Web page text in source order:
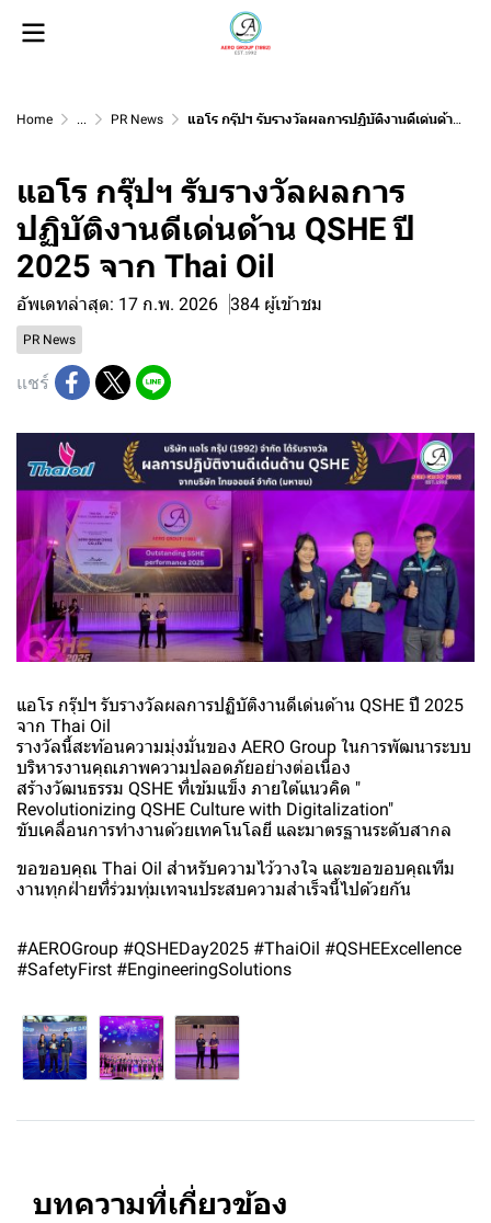
Home ... PR News แอโร กรุ๊ปฯ รับรางวัลผลการปฏิบัติงานดีเด่นด้าน QSHE ปี 2025 จาก Thai Oil
แอโร กรุ๊ปฯ รับรางวัลผลการ
ปฏิบัติงานดีเด่นด้าน QSHE ปี
2025 จาก Thai Oil
อัพเดทล่าสุด: 17 ก.พ. 2026 384 ผู้เข้าชม
PR News
แชร์
แอโร กรุ๊ปฯ รับรางวัลผลการปฏิบัติงานดีเด่นด้าน QSHE ปี 2025
จาก Thai Oil
รางวัลนี้สะท้อนความมุ่งมั่นของ AERO Group ในการพัฒนาระบบ
บริหารงานคุณภาพความปลอดภัยอย่างต่อเนื่อง
สร้างวัฒนธรรม QSHE ที่เข้มแข็ง ภายใต้แนวคิด "
Revolutionizing QSHE Culture with Digitalization"
ขับเคลื่อนการทำงานด้วยเทคโนโลยี และมาตรฐานระดับสากล
ขอขอบคุณ Thai Oil สำหรับความไว้วางใจ และขอขอบคุณทีม
งานทุกฝ่ายที่ร่วมทุ่มเทจนประสบความสำเร็จนี้ไปด้วยกัน
#AEROGroup #QSHEDay2025 #ThaiOil #QSHEExcellence
#SafetyFirst #EngineeringSolutions
บทความที่เกี่ยวข้อง